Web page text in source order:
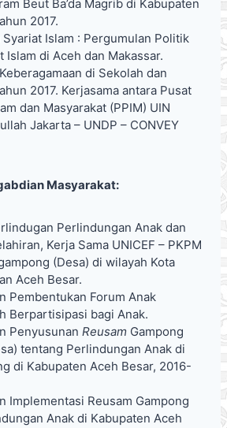
Beut Ba’da Magrib di Kabupaten
2017.
Islam : Pergumulan Politik
Islam di Aceh dan Makassar.
di Sekolah dan
2017. Kerjasama antara Pusat
dan Masyarakat (PPIM) UIN
Jakarta – UNDP – CONVEY
Masyarakat:
Perlindungan Anak dan
Kerja Sama UNICEF – PKPM
(Desa) di wilayah Kota
Aceh Besar.
Pembentukan Forum Anak
Berpartisipasi bagi Anak.
Penyusunan Reusam Gampong
tentang Perlindungan Anak di
di Kabupaten Aceh Besar, 2016-
Implementasi Reusam Gampong
Anak di Kabupaten Aceh